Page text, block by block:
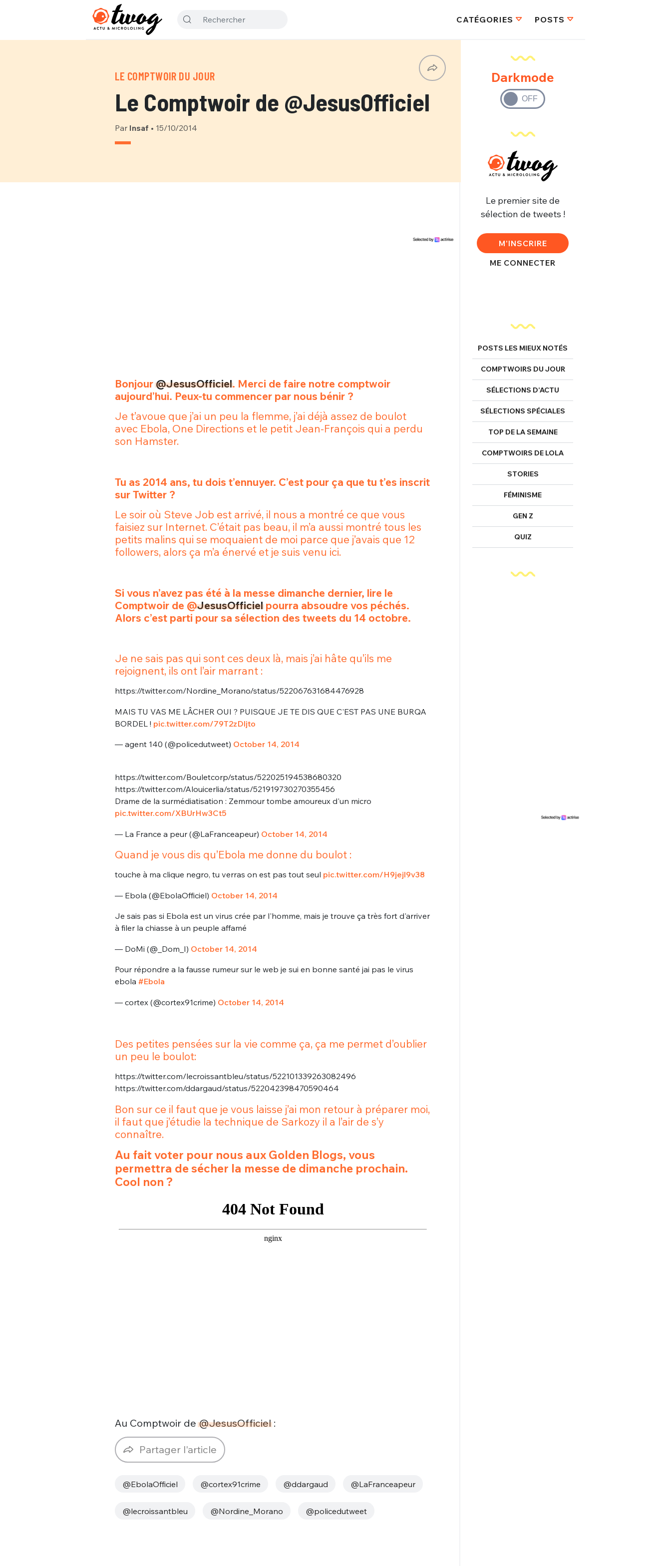
CATÉGORIES POSTS
LE COMPTWOIR DU JOUR
Le Comptwoir de @JesusOfficiel
Par Insaf • 15/10/2014
Bonjour@JesusOfficiel. Merci de faire notre comptwoir
aujourd’hui. Peux-tu commencer par nous bénir ?
Je t’avoue que j’ai un peu la flemme, j’ai déjà assez de boulot
avec Ebola, One Directions et le petit Jean-François qui a perdu
son Hamster.
Tu as 2014 ans, tu dois t’ennuyer. C’est pour ça que tu t’es inscrit
sur Twitter ?
Le soir où Steve Job est arrivé, il nous a montré ce que vous
faisiez sur Internet. C’était pas beau, il m’a aussi montré tous les
petits malins qui se moquaient de moi parce que j’avais que 12
followers, alors ça m’a énervé et je suis venu ici.
Si vous n’avez pas été à la messe dimanche dernier, lire le
Comptwoir de @JesusOfficielpourra absoudre vos péchés.
Alors c’est parti pour sa sélection des tweets du 14 octobre.
Je ne sais pas qui sont ces deux là, mais j’ai hâte qu’ils me
rejoignent, ils ont l’air marrant :
https://twitter.com/Nordine_Morano/status/522067631684476928
MAIS TU VAS ME LÂCHER OUI ? PUISQUE JE TE DIS QUE C'EST PAS UNE BURQA
BORDEL ! pic.twitter.com/79T2zDljto
— agent 140 (@policedutweet) October 14, 2014
https://twitter.com/Bouletcorp/status/522025194538680320
https://twitter.com/Alouicerlia/status/521919730270355456
Drame de la surmédiatisation : Zemmour tombe amoureux d'un micro
pic.twitter.com/XBUrHw3Ct5
— La France a peur (@LaFranceapeur) October 14, 2014
Quand je vous dis qu’Ebola me donne du boulot :
touche à ma clique negro, tu verras on est pas tout seul pic.twitter.com/H9jejl9v38
— Ebola (@EbolaOfficiel) October 14, 2014
Je sais pas si Ebola est un virus crée par l'homme, mais je trouve ça très fort d'arriver
à filer la chiasse à un peuple affamé
— DoMi (@_Dom_I) October 14, 2014
Pour répondre a la fausse rumeur sur le web je sui en bonne santé jai pas le virus
ebola #Ebola
— cortex (@cortex91crime) October 14, 2014
Des petites pensées sur la vie comme ça, ça me permet d’oublier
un peu le boulot:
https://twitter.com/lecroissantbleu/status/522101339263082496
https://twitter.com/ddargaud/status/522042398470590464
Bon sur ce il faut que je vous laisse j’ai mon retour à préparer moi,
il faut que j’étudie la technique de Sarkozy il a l’air de s’y
connaître.
Au fait voter pour nous aux Golden Blogs, vous
permettra de sécher la messe de dimanche prochain.
Cool non ?
Au Comptwoir de@JesusOfficiel:
Partager l'article
@EbolaOfficiel @cortex91crime @ddargaud @LaFranceapeur
@lecroissantbleu @Nordine_Morano @policedutweet
Darkmode
Le premier site de
sélection de tweets !
M'INSCRIRE
ME CONNECTER
POSTS LES MIEUX NOTÉS
COMPTWOIRS DU JOUR
SÉLECTIONS D’ACTU
SÉLECTIONS SPÉCIALES
TOP DE LA SEMAINE
COMPTWOIRS DE LOLA
STORIES
FÉMINISME
GEN Z
QUIZ
Bienvenue !
PSEUDO*
EMAIL*
PASSWORD*
JE M'INSCRIS
PSEUDO
VOTRE PARTICIPATION
Que souhaitez-vous proposer ?
Quelques
tweets
C'EST PARTI
Ma propre
sélection
M'INSCRIRE